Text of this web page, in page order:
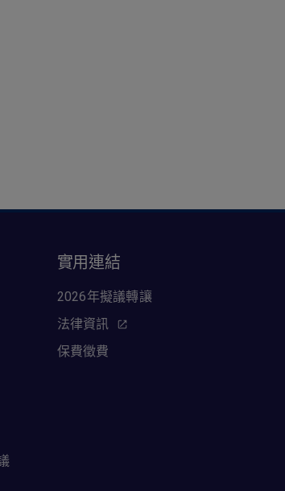
實用連結
2026年擬議轉讓
法律資訊
保費徵費